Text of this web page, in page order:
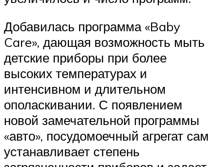
Добавилась программа «Baby
Care», дающая возможность мыть
детские приборы при более
высоких температурах и
интенсивном и длительном
ополаскивании. С появлением
новой замечательной программы
«авто», посудомоечный агрегат сам
устанавливает степень